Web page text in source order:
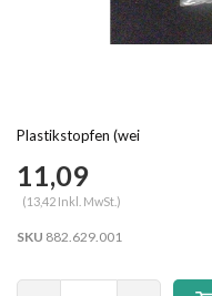
Plastikstopfen (wei
11,09
(13,42 Inkl. MwSt.)
SKU 882.629.001